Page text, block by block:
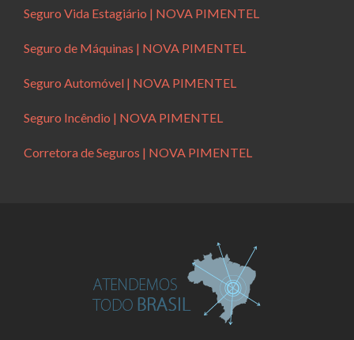
Seguro Vida Estagiário | NOVA PIMENTEL
Seguro de Máquinas | NOVA PIMENTEL
Seguro Automóvel | NOVA PIMENTEL
Seguro Incêndio | NOVA PIMENTEL
Corretora de Seguros | NOVA PIMENTEL